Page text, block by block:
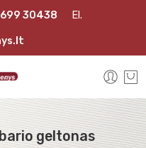
30438 El.
geltonas